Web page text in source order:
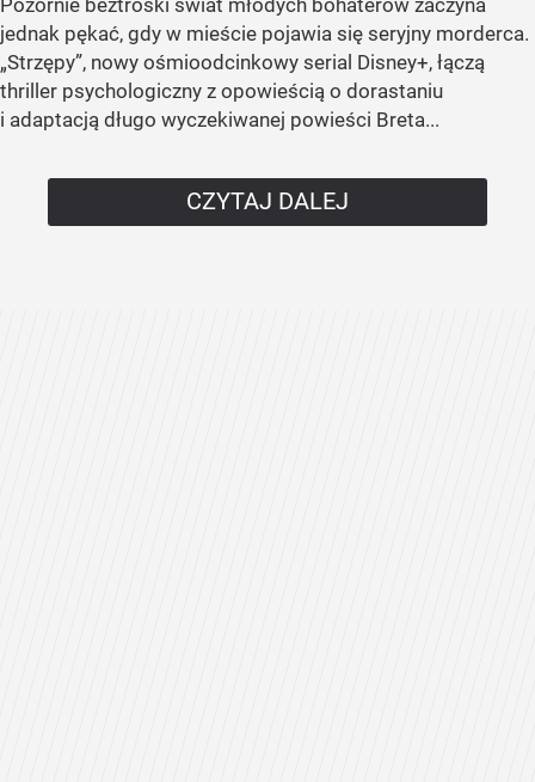
jednak pękać, gdy w mieście pojawia się seryjny morderca.
„Strzępy”, nowy ośmioodcinkowy serial Disney+, łączą
thriller psychologiczny z opowieścią o dorastaniu
i adaptacją długo wyczekiwanej powieści Breta...
CZYTAJ DALEJ